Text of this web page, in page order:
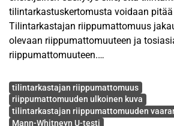
tilintarkastuskertomusta voidaan
Tilintarkastajan riippumattomuus
olevaan riippumattomuuteen ja
riippumattomuuteen.
Tutkimus kohdistui tilintarkastajan
riippumattomuuteen eli tilintarkastajan
mattomuuden ulkoiseen kuvaan,
Avainsanat
tilintarkastajan riippumattomuus
riippumattomuuden ulkoinen kuva
tilintarkastajan riippumattomuuden
Mann-Whitneyn U-testi